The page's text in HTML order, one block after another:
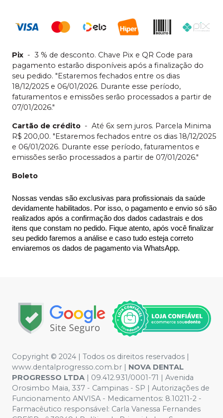
Pix - 3 % de desconto. Chave Pix e QR Code para
pagamento estarão disponíveis após a finalização do
seu pedido. "Estaremos fechados entre os dias
18/12/2025 e 06/01/2026. Durante esse período,
faturamentos e emissões serão processados a partir de
07/01/2026."
Cartão de crédito - Até 6x sem juros. Parcela Minima
R$ 200,00. "Estaremos fechados entre os dias 18/12/2025
e 06/01/2026. Durante esse período, faturamentos e
emissões serão processados a partir de 07/01/2026."
Boleto
Nossas vendas são exclusivas para profissionais da saúde
devidamente habilitados. Por isso, o pagamento e envio só são
realizados após a confirmação dos dados cadastrais e dos
itens que constam no pedido. Fique atento, após você finalizar
seu pedido faremos a análise e caso tudo esteja correto
enviaremos os dados de pagamento via WhatsApp.
Copyright © 2024 | Todos os direitos reservados |
www.dentalprogresso.com.br | NOVA DENTAL
PROGRESSO LTDA | 09.412.931/0001-71 | Avenida
Orosimbo Maia, 337 - Campinas - SP | Autorizações de
Funcionamento ANVISA - Medicamentos: 8.10211-2 -
Farmacêutico responsável: Carla Vanessa Fernandes